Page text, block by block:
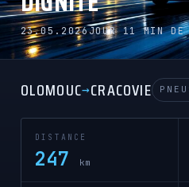
23.05.2026JOUR 11 MIN DE
OLOMOUC→CRACOVIE
DISTANCE
247 km